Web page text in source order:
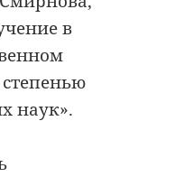
в
наук».